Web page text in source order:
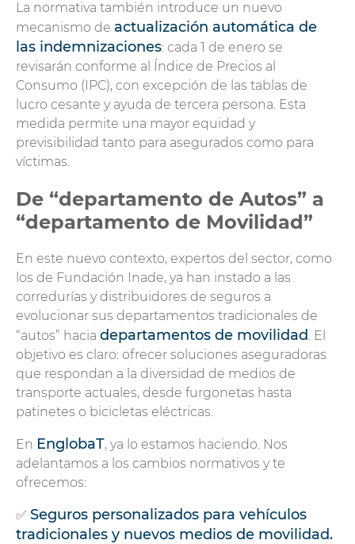
La normativa también introduce un nuevo
mecanismo de actualización automática de
las indemnizaciones: cada 1 de enero se
revisarán conforme al Índice de Precios al
Consumo (IPC), con excepción de las tablas de
lucro cesante y ayuda de tercera persona. Esta
medida permite una mayor equidad y
previsibilidad tanto para asegurados como para
víctimas.
De “departamento de Autos” a
“departamento de Movilidad”
En este nuevo contexto, expertos del sector, como
los de Fundación Inade, ya han instado a las
corredurías y distribuidores de seguros a
evolucionar sus departamentos tradicionales de
“autos” hacia departamentos de movilidad . El
objetivo es claro: ofrecer soluciones aseguradoras
que respondan a la diversidad de medios de
transporte actuales, desde furgonetas hasta
patinetes o bicicletas eléctricas.
En EnglobaT, ya lo estamos haciendo. Nos
adelantamos a los cambios normativos y te
ofrecemos:
✅ Seguros personalizados para vehículos
tradicionales y nuevos medios de movilidad.